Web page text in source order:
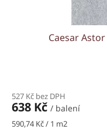
Caesar
527 Kč bez DPH
638 Kč / balení
Měrná
590,74 Kč / 1 m2